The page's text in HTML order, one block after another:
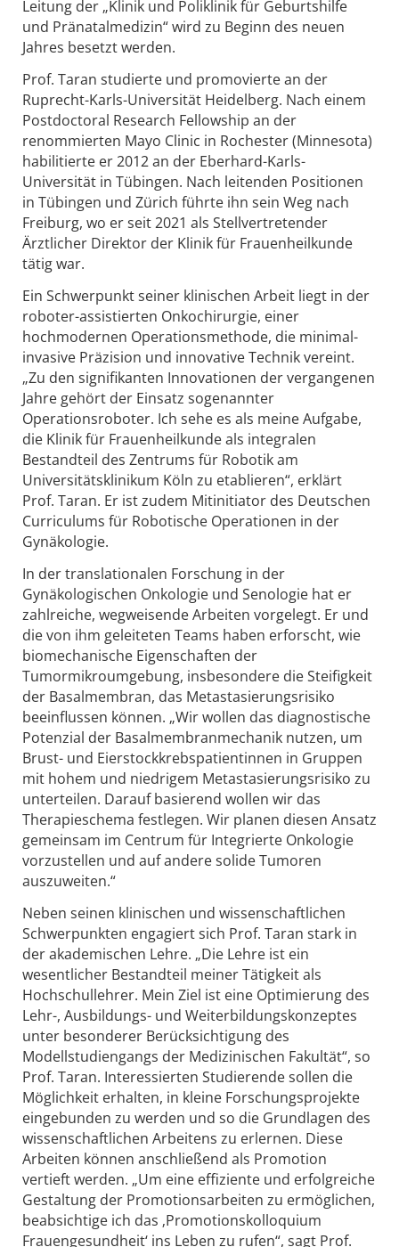
Leitung der „Klinik und Poliklinik für Geburtshilfe
und Pränatalmedizin“ wird zu Beginn des neuen
Jahres besetzt werden.
Prof. Taran studierte und promovierte an der
Ruprecht-Karls-Universität Heidelberg. Nach einem
Postdoctoral Research Fellowship an der
renommierten Mayo Clinic in Rochester (Minnesota)
habilitierte er 2012 an der Eberhard-Karls-
Universität in Tübingen. Nach leitenden Positionen
in Tübingen und Zürich führte ihn sein Weg nach
Freiburg, wo er seit 2021 als Stellvertretender
Ärztlicher Direktor der Klinik für Frauenheilkunde
tätig war.
Ein Schwerpunkt seiner klinischen Arbeit liegt in der
roboter-assistierten Onkochirurgie, einer
hochmodernen Operationsmethode, die minimal-
invasive Präzision und innovative Technik vereint.
„Zu den signifikanten Innovationen der vergangenen
Jahre gehört der Einsatz sogenannter
Operationsroboter. Ich sehe es als meine Aufgabe,
die Klinik für Frauenheilkunde als integralen
Bestandteil des Zentrums für Robotik am
Universitätsklinikum Köln zu etablieren“, erklärt
Prof. Taran. Er ist zudem Mitinitiator des Deutschen
Curriculums für Robotische Operationen in der
Gynäkologie.
In der translationalen Forschung in der
Gynäkologischen Onkologie und Senologie hat er
zahlreiche, wegweisende Arbeiten vorgelegt. Er und
die von ihm geleiteten Teams haben erforscht, wie
biomechanische Eigenschaften der
Tumormikroumgebung, insbesondere die Steifigkeit
der Basalmembran, das Metastasierungsrisiko
beeinflussen können. „Wir wollen das diagnostische
Potenzial der Basalmembranmechanik nutzen, um
Brust- und Eierstockkrebspatientinnen in Gruppen
mit hohem und niedrigem Metastasierungsrisiko zu
unterteilen. Darauf basierend wollen wir das
Therapieschema festlegen. Wir planen diesen Ansatz
gemeinsam im Centrum für Integrierte Onkologie
vorzustellen und auf andere solide Tumoren
auszuweiten.“
Neben seinen klinischen und wissenschaftlichen
Schwerpunkten engagiert sich Prof. Taran stark in
der akademischen Lehre. „Die Lehre ist ein
wesentlicher Bestandteil meiner Tätigkeit als
Hochschullehrer. Mein Ziel ist eine Optimierung des
Lehr-, Ausbildungs- und Weiterbildungskonzeptes
unter besonderer Berücksichtigung des
Modellstudiengangs der Medizinischen Fakultät“, so
Prof. Taran. Interessierten Studierende sollen die
Möglichkeit erhalten, in kleine Forschungsprojekte
eingebunden zu werden und so die Grundlagen des
wissenschaftlichen Arbeitens zu erlernen. Diese
Arbeiten können anschließend als Promotion
vertieft werden. „Um eine effiziente und erfolgreiche
Gestaltung der Promotionsarbeiten zu ermöglichen,
beabsichtige ich das ‚Promotionskolloquium
Frauengesundheit‘ ins Leben zu rufen“, sagt Prof.